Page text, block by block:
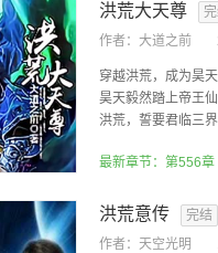
洪荒大天尊
作者： 大道之前
穿越洪荒，成为昊
昊天毅然踏上帝王
洪荒，誓要君临三
洪荒意传
完结
作者： 天空光明